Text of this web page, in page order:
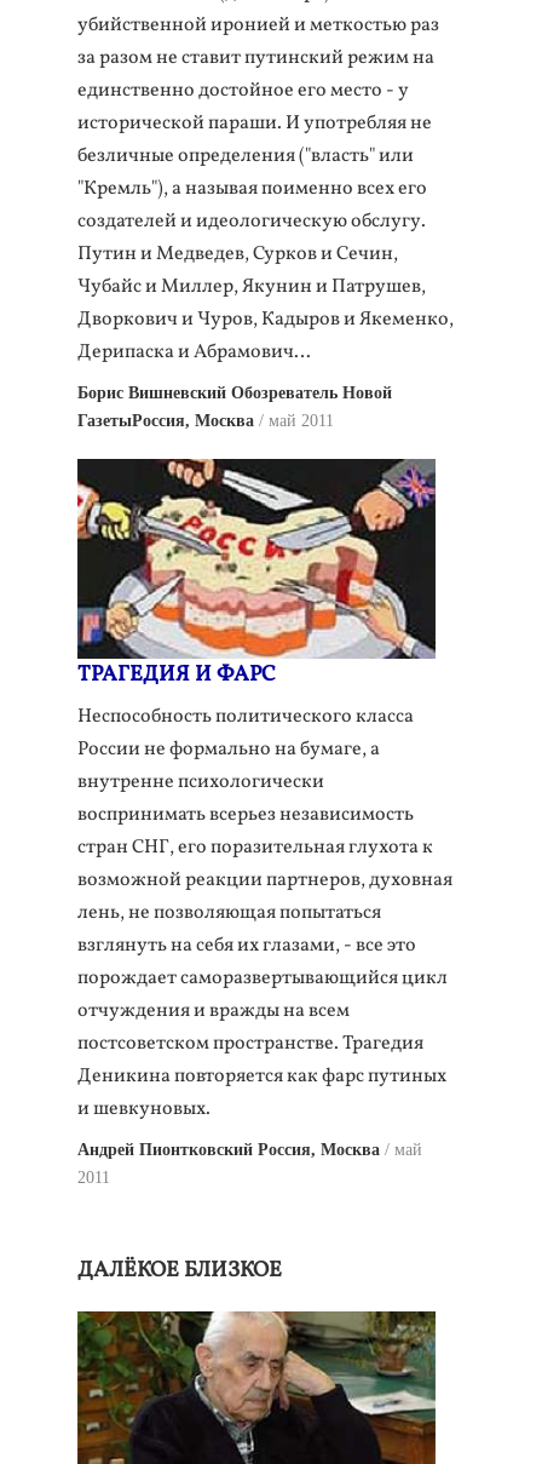
убийственной иронией и меткостью раз
за разом не ставит путинский режим на
единственно достойное его место - у
исторической параши. И употребляя не
безличные определения ("власть" или
"Кремль"), а называя поименно всех его
создателей и идеологическую обслугу.
Путин и Медведев, Сурков и Сечин,
Чубайс и Миллер, Якунин и Патрушев,
Дворкович и Чуров, Кадыров и Якеменко,
Дерипаска и Абрамович…
Борис Вишневский Обозреватель Новой
ГазетыРоссия, Москва
май 2011
ТРАГЕДИЯ И ФАРС
Неспособность политического класса
России не формально на бумаге, а
внутренне психологически
воспринимать всерьез независимость
стран СНГ, его поразительная глухота к
возможной реакции партнеров, духовная
лень, не позволяющая попытаться
взглянуть на себя их глазами, - все это
порождает саморазвертывающийся цикл
отчуждения и вражды на всем
постсоветском пространстве. Трагедия
Деникина повторяется как фарс путиных
и шевкуновых.
Андрей Пионтковский Россия, Москва
май
2011
ДАЛЁКОЕ БЛИЗКОЕ